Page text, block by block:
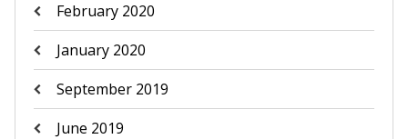
February 2020
January 2020
September 2019
June 2019